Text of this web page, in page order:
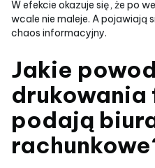
W efekcie okazuje się, że po
wcale nie maleje. A pojawiają
chaos informacyjny.
Jakie
drukowania
podają